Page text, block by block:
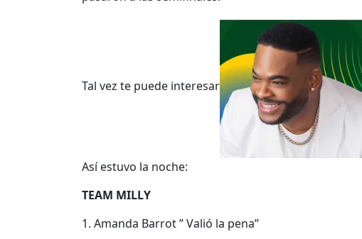
Tal vez te puede interesar
Así estuvo la noche:
TEAM MILLY
1. Amanda Barrot ” Valió la pena”